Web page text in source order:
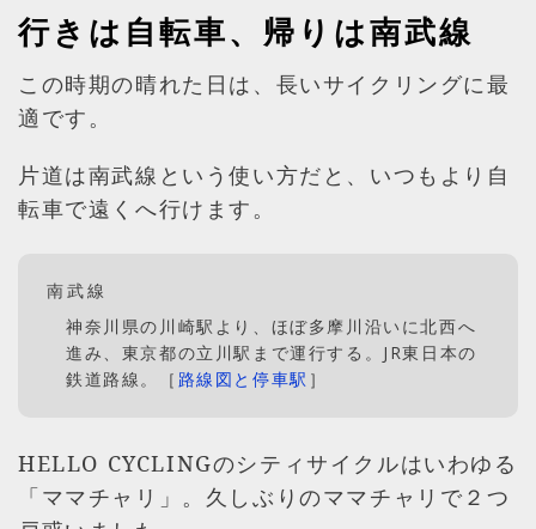
行きは自転車、帰りは南武線
この時期の晴れた日は、長いサイクリングに最
適です。
片道は南武線という使い方だと、いつもより自
転車で遠くへ行けます。
南武線
神奈川県の川崎駅より、ほぼ多摩川沿いに北西へ
進み、東京都の立川駅まで運行する。JR東日本の
鉄道路線。［ 路線図と停車駅 ］
HELLO CYCLINGのシティサイクルはいわゆる
「ママチャリ」。久しぶりのママチャリで２つ